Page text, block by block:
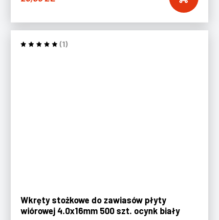
(1)
Wkręty stożkowe do zawiasów płyty
wiórowej 4.0x16mm 500 szt. ocynk biały